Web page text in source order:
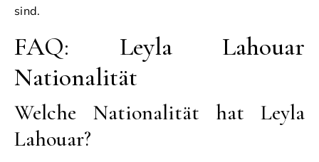
sind.
FAQ: Leyla Lahouar
Nationalität
Welche Nationalität hat Leyla
Lahouar?